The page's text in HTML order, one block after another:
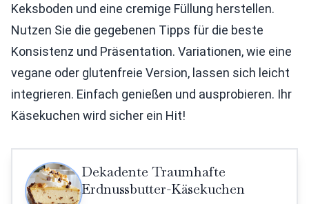
Keksboden und eine cremige Füllung herstellen.
Nutzen Sie die gegebenen Tipps für die beste
Konsistenz und Präsentation. Variationen, wie eine
vegane oder glutenfreie Version, lassen sich leicht
integrieren. Einfach genießen und ausprobieren. Ihr
Käsekuchen wird sicher ein Hit!
Dekadente Traumhafte
Erdnussbutter-Käsekuchen